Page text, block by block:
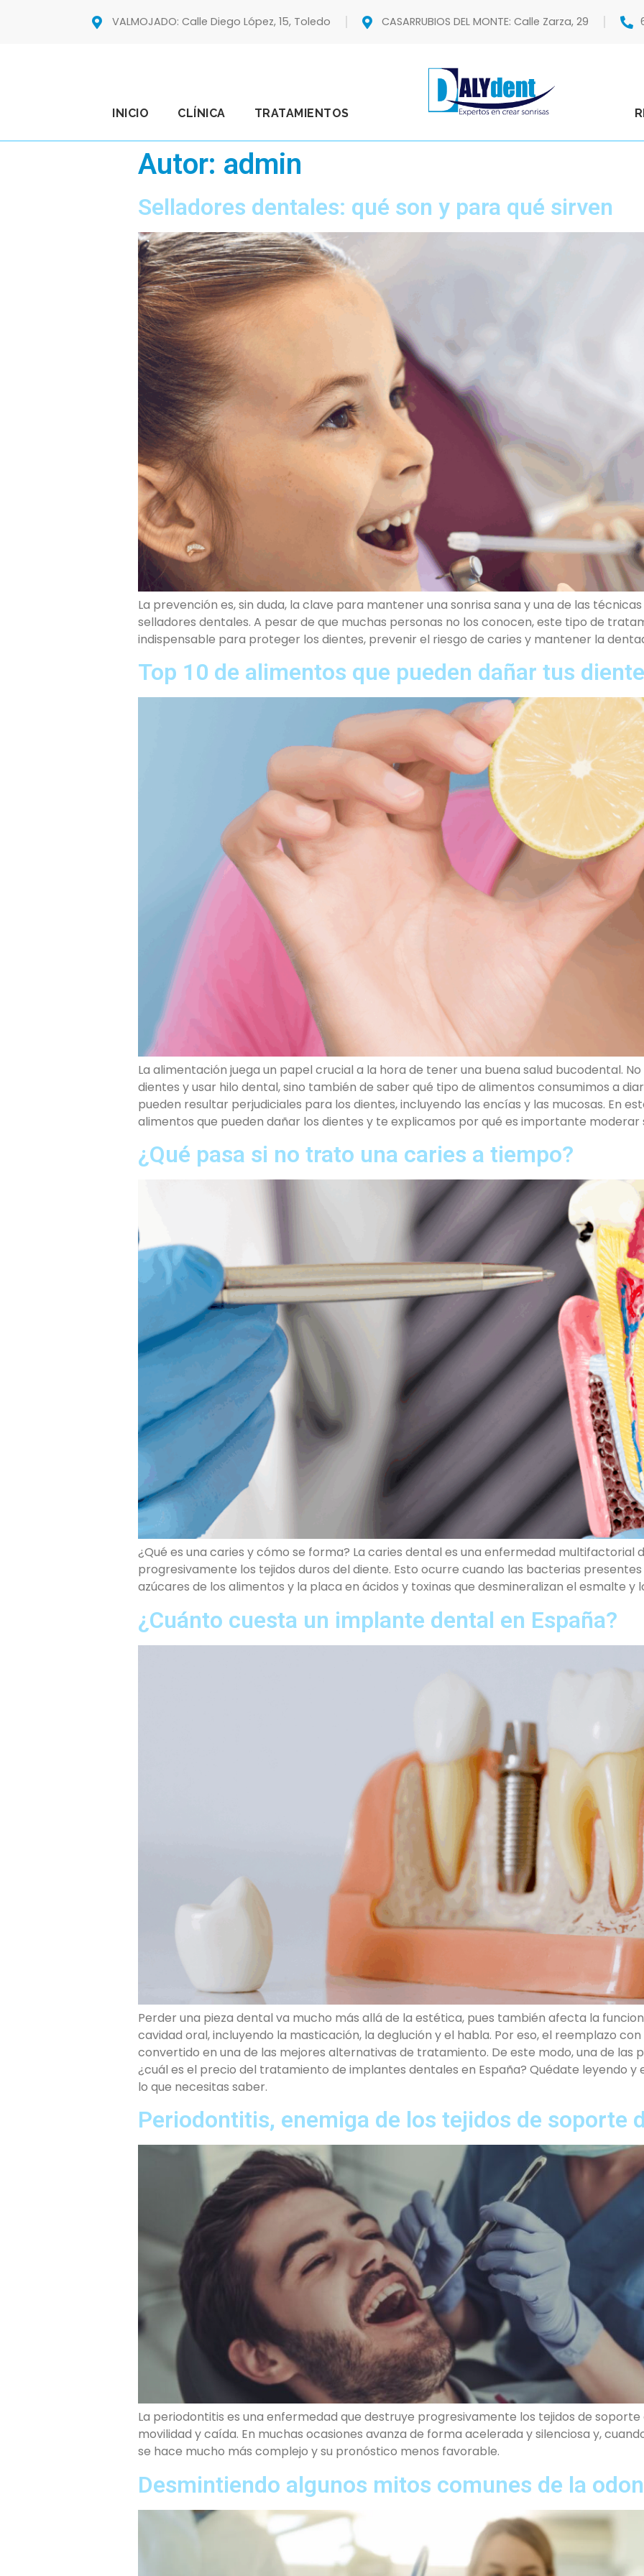
VALMOJADO: Calle Diego López, 15, Toledo CASARRUBIOS DEL MONTE: Calle Zarza, 29
INICIO CLÍNICA TRATAMIENTOS
Autor: admin
Selladores dentales: qué son y para qué sirven
La prevención es, sin duda, la clave para mantener una sonrisa sana y una de las
selladores dentales. A pesar de que muchas personas no los conocen, este tipo de
indispensable para proteger los dientes, prevenir el riesgo de caries y mantener la
Top 10 de alimentos que pueden dañar tus
La alimentación juega un papel crucial a la hora de tener una buena salud bucodental.
dientes y usar hilo dental, sino también de saber qué tipo de alimentos consumimos a
pueden resultar perjudiciales para los dientes, incluyendo las encías y las mucosas. En
alimentos que pueden dañar los dientes y te explicamos por qué es importante moderar
¿Qué pasa si no trato una caries a tiempo?
¿Qué es una caries y cómo se forma? La caries dental es una enfermedad multifactorial
progresivamente los tejidos duros del diente. Esto ocurre cuando las bacterias
azúcares de los alimentos y la placa en ácidos y toxinas que desmineralizan el esmalte y
¿Cuánto cuesta un implante dental en España?
Perder una pieza dental va mucho más allá de la estética, pues también afecta la
cavidad oral, incluyendo la masticación, la deglución y el habla. Por eso, el reemplazo
convertido en una de las mejores alternativas de tratamiento. De este modo, una de las
¿cuál es el precio del tratamiento de implantes dentales en España? Quédate leyendo
lo que necesitas saber.
Periodontitis, enemiga de los tejidos de soporte
La periodontitis es una enfermedad que destruye progresivamente los tejidos de
movilidad y caída. En muchas ocasiones avanza de forma acelerada y silenciosa y,
se hace mucho más complejo y su pronóstico menos favorable.
Desmintiendo algunos mitos comunes de la